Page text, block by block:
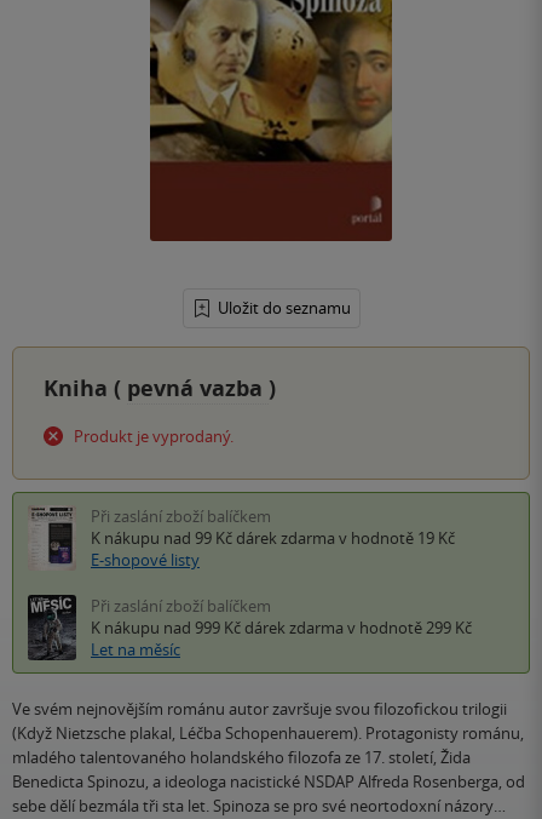
Uložit do seznamu
Kniha ( pevná vazba )
Produkt je vyprodaný.
Při zaslání zboží balíčkem
K nákupu nad 99 Kč dárek zdarma v hodnotě 19 Kč
E-shopové listy
Při zaslání zboží balíčkem
K nákupu nad 999 Kč dárek zdarma v hodnotě 299 Kč
Let na měsíc
Ve svém nejnovějším románu autor završuje svou filozofickou trilogii
(Když Nietzsche plakal, Léčba Schopenhauerem). Protagonisty románu,
mladého talentovaného holandského filozofa ze 17. století, Žida
Benedicta Spinozu, a ideologa nacistické NSDAP Alfreda Rosenberga, od
sebe dělí bezmála tři sta let. Spinoza se pro své neortodoxní názory…